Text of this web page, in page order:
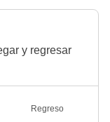
y regresar
Regreso